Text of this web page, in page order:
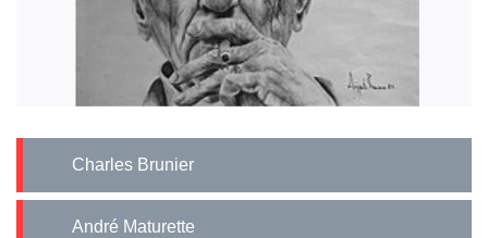
Charles Brunier
André Maturette